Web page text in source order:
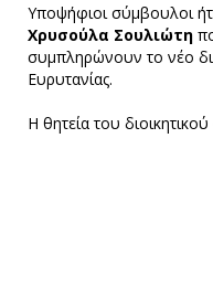
Υποψήφιοι σύμβουλοι
Χρυσούλα Σουλιώτη
συμπληρώνουν το νέο
Ευρυτανίας.
Η θητεία του